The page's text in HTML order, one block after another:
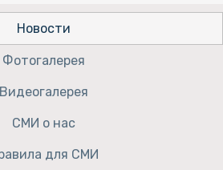
Новости
Фотогалерея
Видеогалерея
СМИ о нас
для СМИ